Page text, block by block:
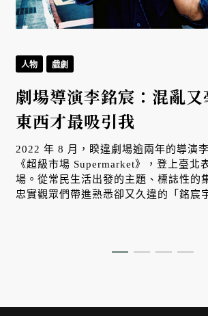
人物 戲劇
劇場導演李銘宸：混亂
東西才最吸引我
2022 年 8 月，睽違劇場逾兩年的導演
《超級市場 Supermarket》，登上臺北
場。從常民生活出發的主題、標誌性的
忠實觀眾們帶進熟悉卻又久違的「銘宸